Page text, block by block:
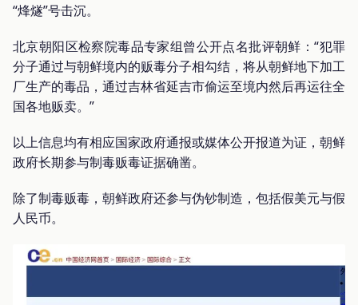
“烽燧”号击沉。
北京朝阳区检察院毒品专家组曾公开点名批评朝鲜：“犯罪
分子通过与朝鲜境内的贩毒分子相勾结，将从朝鲜地下加工
厂生产的毒品，通过吉林省延吉市偷运至境内然后再运往全
国各地贩卖。”
以上信息均有相应国家政府通报或媒体公开报道为证，朝鲜
政府长期参与制毒贩毒证据确凿。
除了制毒贩毒，朝鲜政府还参与伪钞制造，包括假美元与假
人民币。